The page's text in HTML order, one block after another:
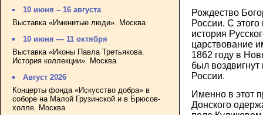
10 июня – 16 августа
Выставка «Именитые люди». Москва
10 июня — 11 октября
Выставка «Иконы Павла Третьякова.
История коллекции». Москва
Август 2026
Концерты фонда «Искусство добра» в
соборе на Малой Грузинской и в Брюсов-
холле. Москва
Рождество
России. С этого
история
царствование
1862 году в
был
России.
Именно в этот
Донского